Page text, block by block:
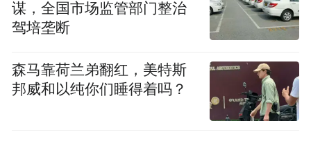
谋，全国市场监管部门整治
驾培垄断
森马靠荷兰弟翻红，美特斯
邦威和以纯你们睡得着吗？